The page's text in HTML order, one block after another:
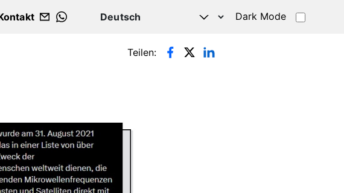
WHATSAPP
Dark Mode
Teilen: